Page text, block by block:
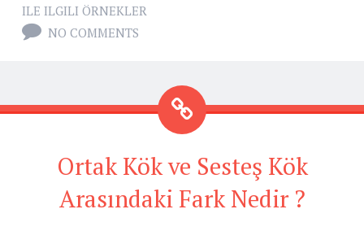
ILE ILGILI ÖRNEKLER
NO COMMENTS
Ortak Kök ve Sesteş Kök
Arasındaki Fark Nedir ?